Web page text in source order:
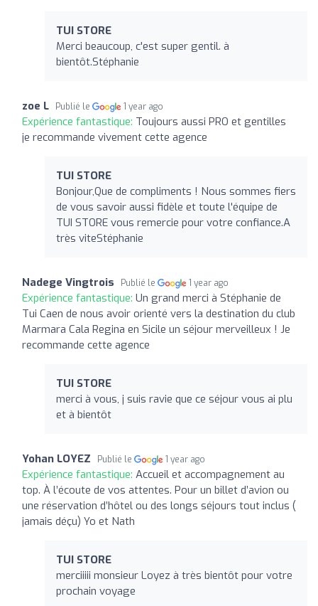
TUI STORE
Merci beaucoup, c'est super gentil. à
bientôt.Stéphanie
zoe L Publié le 1 year ago
Expérience fantastique: Toujours aussi PRO et gentilles
je recommande vivement cette agence
TUI STORE
Bonjour,Que de compliments ! Nous sommes fiers
de vous savoir aussi fidèle et toute l'équipe de
TUI STORE vous remercie pour votre confiance.A
très viteStéphanie
Nadege Vingtrois Publié le 1 year ago
Expérience fantastique: Un grand merci à Stéphanie de
Tui Caen de nous avoir orienté vers la destination du club
Marmara Cala Regina en Sicile un séjour merveilleux ! Je
recommande cette agence
TUI STORE
merci à vous, j suis ravie que ce séjour vous ai plu
et à bientôt
Yohan LOYEZ Publié le 1 year ago
Expérience fantastique: Accueil et accompagnement au
top. À l’écoute de vos attentes. Pour un billet d’avion ou
une réservation d’hôtel ou des longs séjours tout inclus (
jamais déçu) Yo et Nath
TUI STORE
merciiiii monsieur Loyez à très bientôt pour votre
prochain voyage